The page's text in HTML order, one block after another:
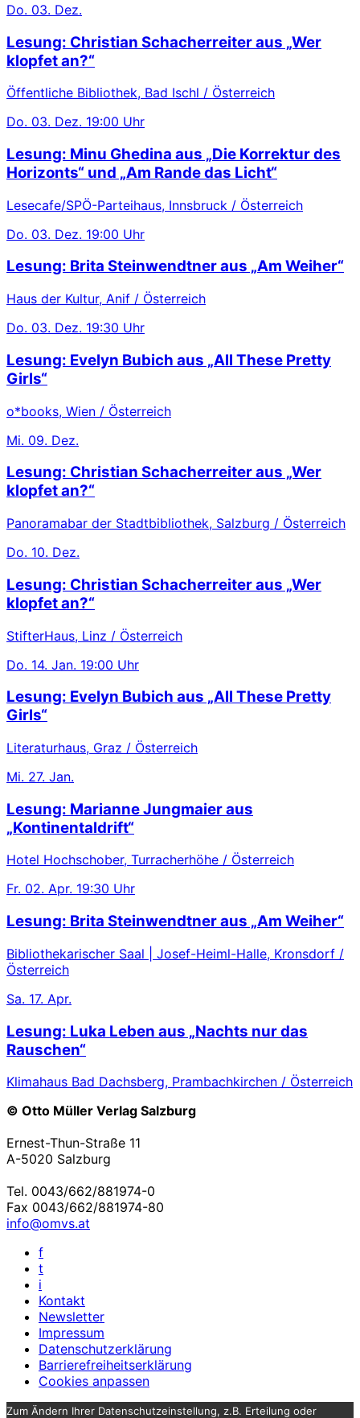
Do. 03. Dez.
Lesung: Christian Schacherreiter aus „Wer
klopfet an?“
Öffentliche Bibliothek, Bad Ischl / Österreich
Do. 03. Dez. 19:00 Uhr
Lesung: Minu Ghedina aus „Die Korrektur des
Horizonts“ und „Am Rande das Licht“
Lesecafe/SPÖ-Parteihaus, Innsbruck / Österreich
Do. 03. Dez. 19:00 Uhr
Lesung: Brita Steinwendtner aus „Am Weiher“
Haus der Kultur, Anif / Österreich
Do. 03. Dez. 19:30 Uhr
Lesung: Evelyn Bubich aus „All These Pretty
Girls“
o*books, Wien / Österreich
Mi. 09. Dez.
Lesung: Christian Schacherreiter aus „Wer
klopfet an?“
Panoramabar der Stadtbibliothek, Salzburg / Österreich
Do. 10. Dez.
Lesung: Christian Schacherreiter aus „Wer
klopfet an?“
StifterHaus, Linz / Österreich
Do. 14. Jan. 19:00 Uhr
Lesung: Evelyn Bubich aus „All These Pretty
Girls“
Literaturhaus, Graz / Österreich
Mi. 27. Jan.
Lesung: Marianne Jungmaier aus
„Kontinentaldrift“
Hotel Hochschober, Turracherhöhe / Österreich
Fr. 02. Apr. 19:30 Uhr
Lesung: Brita Steinwendtner aus „Am Weiher“
Bibliothekarischer Saal | Josef-Heiml-Halle, Kronsdorf /
Österreich
Sa. 17. Apr.
Lesung: Luka Leben aus „Nachts nur das
Rauschen“
Klimahaus Bad Dachsberg, Prambachkirchen / Österreich
© Otto Müller Verlag Salzburg
Ernest-Thun-Straße 11
A-5020 Salzburg
Tel. 0043/662/881974-0
Fax 0043/662/881974-80
info@omvs.at
f
t
i
Kontakt
Newsletter
Impressum
Datenschutzerklärung
Barrierefreiheitserklärung
Cookies anpassen
Zum Ändern Ihrer Datenschutzeinstellung, z.B. Erteilung oder